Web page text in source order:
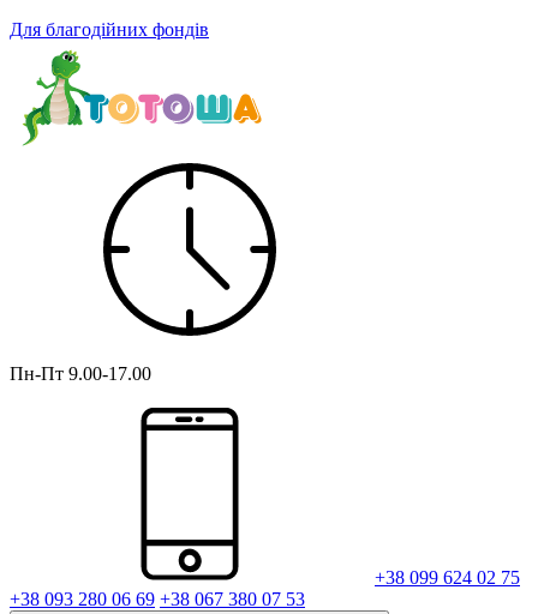
Для благодійних фондів
Пн-Пт 9.00-17.00
+38 099 624 02 75
+38 093 280 06 69 +38 067 380 07 53